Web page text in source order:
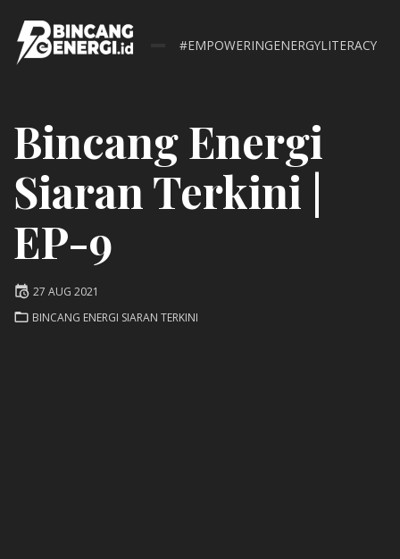
#EMPOWERINGENERGYLITERACY
Bincang Energi
Siaran Terkini |
EP-9
Posted
on
27 AUG 2021
POSTED
BINCANG ENERGI SIARAN TERKINI